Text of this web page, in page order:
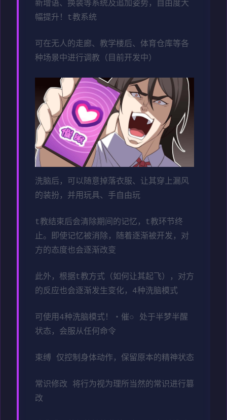
新增语、换装等系统及追加姿势，自由度大
幅提升！t教系统
可在无人的走廊、教学楼后、体育仓库等各
种场景中进行调教（目前开发中）
洗脑后，可以随意掉落衣服、让其穿上漏风
的装扮，并用玩具、手自由玩
t教结束后会清除期间的记忆，t教环节终
止。即使记忆被消除，随着逐渐被开发，对
方的态度也会逐渐改变
此外，根据t教方式（如何让其起飞），对方
的反应也会逐渐发生变化，4种洗脑模式
可使用4种洗脑模式！・催○ 处于半梦半醒
状态，会服从任何命令
束缚 仅控制身体动作，保留原本的精神状态
常识修改 将行为视为理所当然的常识进行篡
改